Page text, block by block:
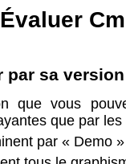
Évaluer
par sa
que vous
que par
par « Demo »